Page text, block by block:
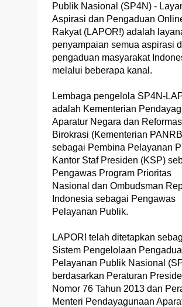
Publik Nasional (SP4N) -
Aspirasi dan Pengaduan
Rakyat (LAPOR!) adalah
penyampaian semua aspirasi
pengaduan masyarakat
melalui beberapa kanal.
Lembaga pengelola SP4N-
adalah Kementerian
Aparatur Negara dan
Birokrasi (Kementerian
sebagai Pembina Pelayanan
Kantor Staf Presiden (KSP)
Pengawas Program Prioritas
Nasional dan Ombudsman
Indonesia sebagai Pengawas
Pelayanan Publik.
LAPOR! telah ditetapkan
Sistem Pengelolaan
Pelayanan Publik Nasional
berdasarkan Peraturan
Nomor 76 Tahun 2013 dan
Menteri Pendayagunaan